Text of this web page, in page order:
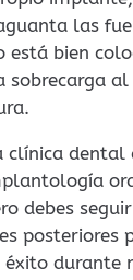
las
está bien
sobrecarga
clínica dental
debes
posteriores
durante